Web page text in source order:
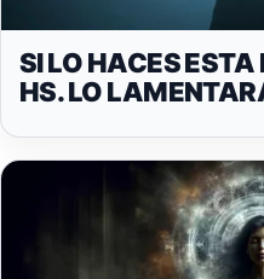
SI LO HACES
HS. LO